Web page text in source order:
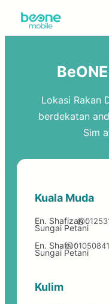
Skip
to
Lokasi Rakan
berdekatan
Sim
Kuala Muda
En. Shafizan :
Sungai Petani
En. Shafri :
Sungai Petani
Kulim